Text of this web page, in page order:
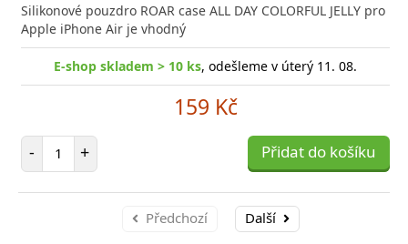
Silikonové pouzdro ROAR case ALL DAY COLORFUL JELLY pro
Apple iPhone Air je vhodný
E-shop skladem > 10 ks, odešleme v úterý 11. 08.
159 Kč
- Počet položek
+ Přidat do košíku
Předchozí Další